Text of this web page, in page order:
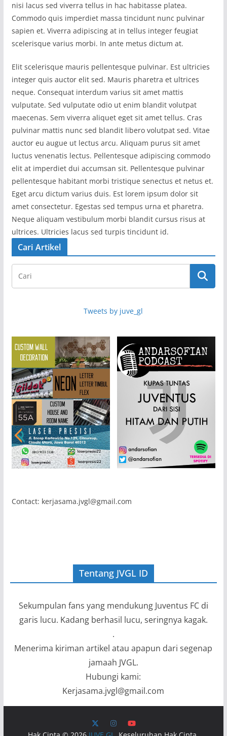
nisi lacus sed viverra tellus in hac habitasse platea.
Commodo quis imperdiet massa tincidunt nunc pulvinar
sapien et. Viverra adipiscing at in tellus integer feugiat
scelerisque varius morbi. In ante metus dictum at.
Elit scelerisque mauris pellentesque pulvinar. Est ultricies
integer quis auctor elit sed. Mauris pharetra et ultrices
neque. Consequat interdum varius sit amet mattis
vulputate. Sed vulputate odio ut enim blandit volutpat
maecenas. Sem viverra aliquet eget sit amet tellus. Cras
pulvinar mattis nunc sed blandit libero volutpat sed. Vitae
auctor eu augue ut lectus arcu. Aliquam purus sit amet
luctus venenatis lectus. Pellentesque adipiscing commodo
elit at imperdiet dui accumsan sit. Pellentesque pulvinar
pellentesque habitant morbi tristique senectus et netus et.
Eget arcu dictum varius duis. Est lorem ipsum dolor sit
amet consectetur. Egestas sed tempus urna et pharetra.
Neque aliquam vestibulum morbi blandit cursus risus at
ultrices. Ultricies lacus sed turpis tincidunt id.
Cari Artikel
Tweets by juve_gl
Contact: kerjasama.jvgl@gmail.com
Tentang JVGL ID
Sekumpulan fans yang mendukung Juventus FC di
garis lucu. Kadang berhasil lucu, seringnya kagak.
.
Menerima kiriman artikel atau apapun dari segenap
jamaah JVGL.
Hubungi kami:
Kerjasama.jvgl@gmail.com